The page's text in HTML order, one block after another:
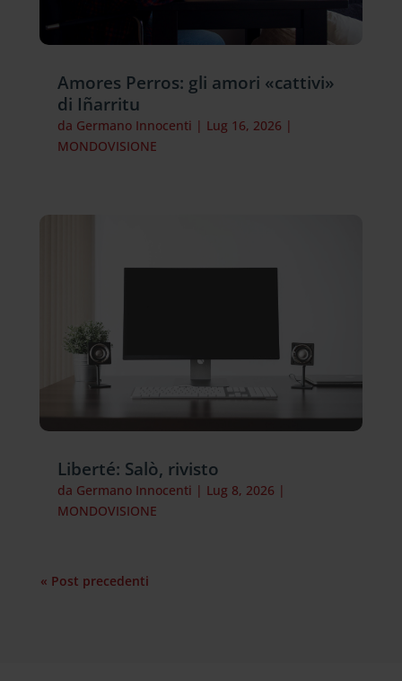
Amores Perros: gli amori «cattivi»
di Iñarritu
da Germano Innocenti | Lug 16, 2026 |
MONDOVISIONE
Liberté: Salò, rivisto
da Germano Innocenti | Lug 8, 2026 |
MONDOVISIONE
« Post precedenti